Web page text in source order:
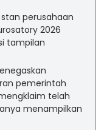
perusahaan
2026
tampilan
pemerintah
telah
menampilkan